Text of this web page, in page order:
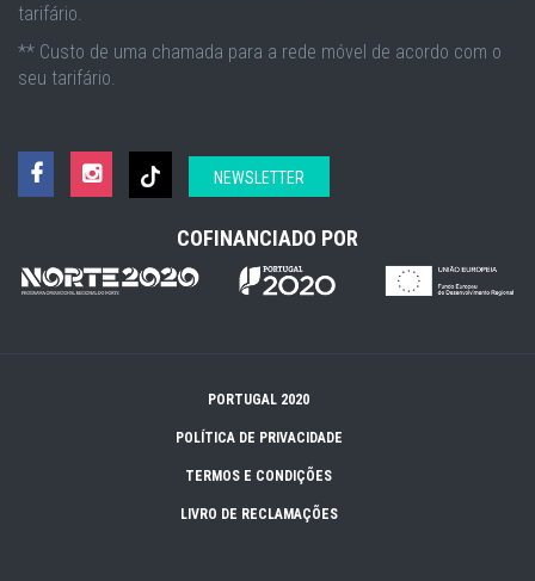
tarifário.
** Custo de uma chamada para a rede móvel de acordo com o
seu tarifário.
NEWSLETTER
COFINANCIADO POR
PORTUGAL 2020
POLÍTICA DE PRIVACIDADE
TERMOS E CONDIÇÕES
LIVRO DE RECLAMAÇÕES